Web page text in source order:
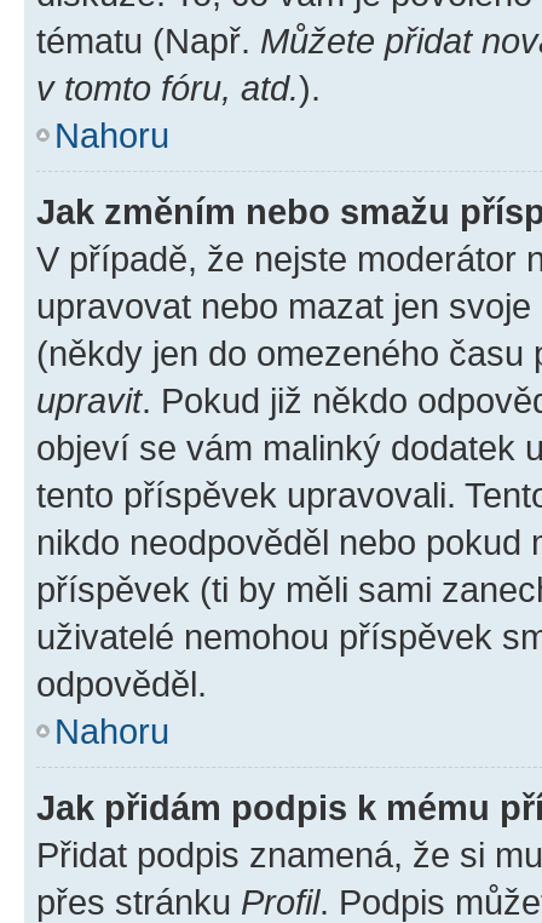
tématu (Např. Můžete přidat
v tomto fóru, atd.).
Nahoru
Jak změním nebo smažu
V případě, že nejste moderátor
upravovat nebo mazat jen
(někdy jen do omezeného
upravit. Pokud již někdo
objeví se vám malinký dodatek
tento příspěvek upravovali.
nikdo neodpověděl nebo pokud
příspěvek (ti by měli sami
uživatelé nemohou příspěvek
odpověděl.
Nahoru
Jak přidám podpis k mému
Přidat podpis znamená, že si
přes stránku Profil. Podpis